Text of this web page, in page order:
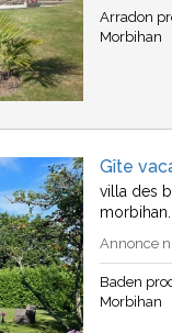
Arradon
Morbihan
Gîte
villa des
Annonce
Baden
Morbihan